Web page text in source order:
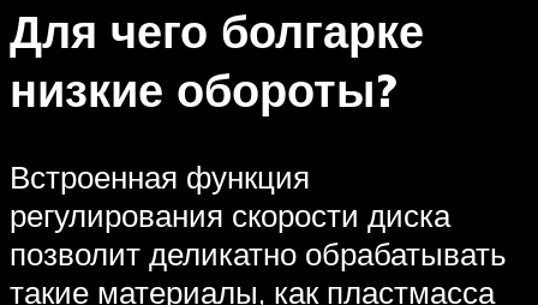
Для чего болгарке
низкие обороты?
Встроенная функция
регулирования скорости диска
позволит деликатно обрабатывать
такие материалы, как пластмасса